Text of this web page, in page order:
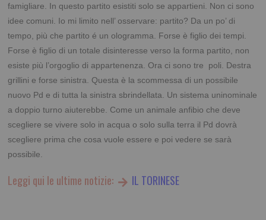
famigliare. In questo partito esistiti solo se appartieni. Non ci sono
idee comuni. Io mi limito nell’ osservare: partito? Da un po’ di
tempo, più che partito é un ologramma. Forse è figlio dei tempi.
Forse è figlio di un totale disinteresse verso la forma partito, non
esiste più l’orgoglio di appartenenza. Ora ci sono tre poli. Destra
grillini e forse sinistra. Questa è la scommessa di un possibile
nuovo Pd e di tutta la sinistra sbrindellata. Un sistema uninominale
a doppio turno aiuterebbe. Come un animale anfibio che deve
scegliere se vivere solo in acqua o solo sulla terra il Pd dovrà
scegliere prima che cosa vuole essere e poi vedere se sarà
possibile.
Leggi qui le ultime notizie: IL TORINESE